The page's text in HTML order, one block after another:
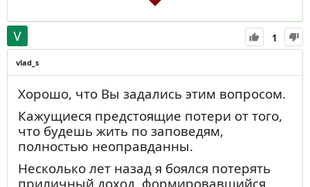
никакого добра не будет, но всякое
злополучие последует.. Похищай и
хватай, человек, похищай, как хочешь и
что хочешь, однако же, знай, что все из
рук твоих вытечет и твое собственное
неправда как огонь потребит.
Всякая нечестность и несправедливость,
от неоплаченного билета в транспорте и
подворовывания на работе до грабежа
на государственном уровне и
приобретения крупного имущества
нечестным путем, вернется к человеку и
1
vlad_s
Хорошо, что Вы задались этим вопросом.
Кажущиеся предстоящие потери от того,
что будешь жить по заповедям,
полностью неоправданны.
Несколько лет назад я боялся потерять
приличный доход, формировавшийся